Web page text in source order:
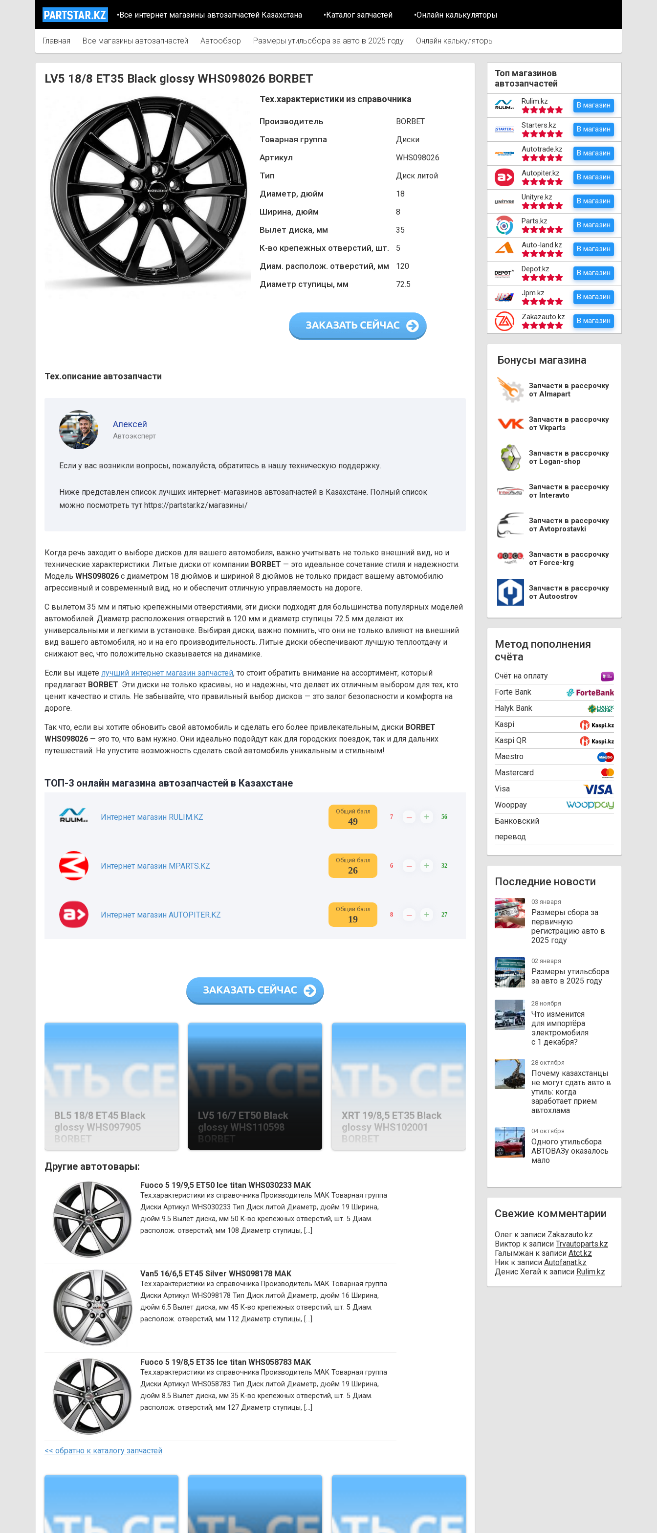
•Все интернет магазины автозапчастей Казахстана •Каталог запчастей •Онлайн калькуляторы
Главная Все магазины автозапчастей Автообзор Размеры утильсбора за авто в 2025 году Онлайн калькуляторы
LV5 18/8 ET35 Black glossy WHS098026 BORBET
Тех.характеристики из справочника
Производитель BORBET
Товарная группа Диски
Артикул WHS098026
Тип Диск литой
Диаметр, дюйм 18
Ширина, дюйм 8
Вылет диска, мм 35
К-во крепежных отверстий, шт. 5
Диам. располож. отверстий, мм 120
Диаметр ступицы, мм 72.5
Тех.описание автозапчасти
Алексей
Автоэксперт
Если у вас возникли вопросы, пожалуйста, обратитесь в нашу техническую поддержку.
Ниже представлен список лучших интернет-магазинов автозапчастей в Казахстане. Полный список
можно посмотреть тут https://partstar.kz/магазины/
Когда речь заходит о выборе дисков для вашего автомобиля, важно учитывать не только внешний вид, но и
технические характеристики. Литые диски от компании BORBET — это идеальное сочетание стиля и надежности.
Модель WHS098026 с диаметром 18 дюймов и шириной 8 дюймов не только придаст вашему автомобилю
агрессивный и современный вид, но и обеспечит отличную управляемость на дороге.
С вылетом 35 мм и пятью крепежными отверстиями, эти диски подходят для большинства популярных моделей
автомобилей. Диаметр расположения отверстий в 120 мм и диаметр ступицы 72.5 мм делают их
универсальными и легкими в установке. Выбирая диски, важно помнить, что они не только влияют на внешний
вид вашего автомобиля, но и на его производительность. Литые диски обеспечивают лучшую теплоотдачу и
снижают вес, что положительно сказывается на динамике.
Если вы ищете лучший интернет магазин запчастей, то стоит обратить внимание на ассортимент, который
предлагает BORBET. Эти диски не только красивы, но и надежны, что делает их отличным выбором для тех, кто
ценит качество и стиль. Не забывайте, что правильный выбор дисков — это залог безопасности и комфорта на
дороге.
Так что, если вы хотите обновить свой автомобиль и сделать его более привлекательным, диски BORBET
WHS098026 — это то, что вам нужно. Они идеально подойдут как для городских поездок, так и для дальних
путешествий. Не упустите возможность сделать свой автомобиль уникальным и стильным!
ТОП-3 онлайн магазина автозапчастей в Казахстане
Интернет магазин RULIM.KZ
Общий балл
49 7 – + 56
Интернет магазин MPARTS.KZ
Общий балл
26 6 – + 32
Интернет магазин AUTOPITER.KZ
Общий балл
19 8 – + 27
BL5 18/8 ET45 Black
glossy WHS097905
BORBET
LV5 16/7 ET50 Black
glossy WHS110598
BORBET
XRT 19/8,5 ET35 Black
glossy WHS102001
BORBET
Другие автотовары:
Fuoco 5 19/9,5 ET50 Ice titan WHS030233 MAK
Тех.характеристики из справочника Производитель MAK Товарная группа
Диски Артикул WHS030233 Тип Диск литой Диаметр, дюйм 19 Ширина,
дюйм 9.5 Вылет диска, мм 50 К-во крепежных отверстий, шт. 5 Диам.
располож. отверстий, мм 108 Диаметр ступицы, [...]
Van5 16/6,5 ET45 Silver WHS098178 MAK
Тех.характеристики из справочника Производитель MAK Товарная группа
Диски Артикул WHS098178 Тип Диск литой Диаметр, дюйм 16 Ширина,
дюйм 6.5 Вылет диска, мм 45 К-во крепежных отверстий, шт. 5 Диам.
располож. отверстий, мм 112 Диаметр ступицы, [...]
Fuoco 5 19/8,5 ET35 Ice titan WHS058783 MAK
Тех.характеристики из справочника Производитель MAK Товарная группа
Диски Артикул WHS058783 Тип Диск литой Диаметр, дюйм 19 Ширина,
дюйм 8.5 Вылет диска, мм 35 К-во крепежных отверстий, шт. 5 Диам.
располож. отверстий, мм 127 Диаметр ступицы, [...]
<< обратно к каталогу запчастей
Топ магазинов
автозапчастей
Rulim.kz В магазин
Starters.kz В магазин
Autotrade.kz В магазин
Autopiter.kz В магазин
Unityre.kz В магазин
Parts.kz В магазин
Auto-land.kz В магазин
Depot.kz В магазин
Jpm.kz В магазин
Zakazauto.kz В магазин
Бонусы магазина
Запчасти в рассрочку
от Almapart
Запчасти в рассрочку
от Vkparts
Запчасти в рассрочку
от Logan-shop
Запчасти в рассрочку
от Interavto
Запчасти в рассрочку
от Avtoprostavki
Запчасти в рассрочку
от Force-krg
Запчасти в рассрочку
от Autoostrov
Метод пополнения
счёта
Cчёт на оплату
Forte Bank
Halyk Bank
Kaspi
Kaspi QR
Maestro
Mastercard
Visa
Wooppay
Банковский
перевод
Последние новости
03 января
Размеры сбора за
первичную
регистрацию авто в
2025 году
02 января
Размеры утильсбора
за авто в 2025 году
28 ноября
Что изменится
для импортёра
электромобиля
с 1 декабря?
28 октября
Почему казахстанцы
не могут сдать авто в
утиль: когда
заработает прием
автохлама
04 октября
Одного утильсбора
АВТОВАЗу оказалось
мало
Свежие комментарии
Олег к записи Zakazauto.kz
Виктор к записи Trvautoparts.kz
Галымжан к записи Atct.kz
Ник к записи Autofanat.kz
Денис Хегай к записи Rulim.kz